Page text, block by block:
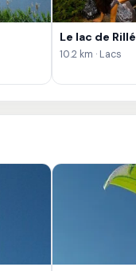
Le lac de Rillé
10.2 km · Lacs